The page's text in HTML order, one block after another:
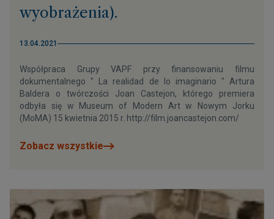
wyobrażenia).
13.04.2021
Współpraca Grupy VAPF przy finansowaniu filmu
dokumentalnego " La realidad de lo imaginario " Artura
Baldera o twórczości Joan Castejon, którego premiera
odbyła się w Museum of Modern Art w Nowym Jorku
(MoMA) 15 kwietnia 2015 r. http://film.joancastejon.com/
Zobacz wszystkie